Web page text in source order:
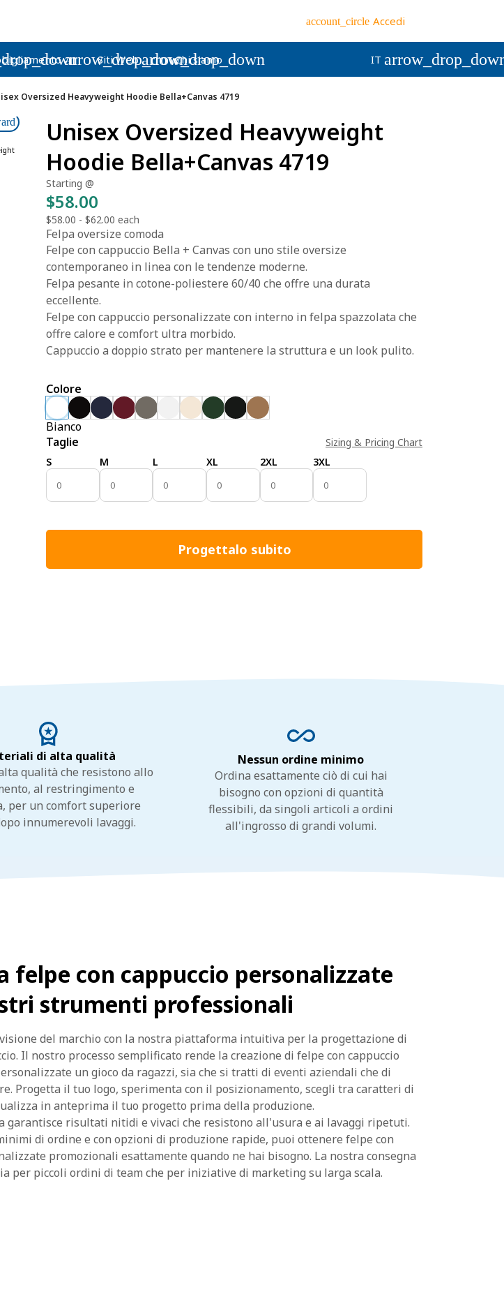
account_circle Accedi
arrow_drop_down
Siti Web arrow_drop_down
Chi siamo IT
Oversized Heavyweight Hoodie Bella+Canvas 4719
Unisex Oversized Heavyweight
Hoodie Bella+Canvas 4719
Starting @
$58.00
$58.00 - $62.00 each
Felpa oversize comoda
Felpe con cappuccio Bella + Canvas con uno stile oversize
contemporaneo in linea con le tendenze moderne.
Felpa pesante in cotone-poliestere 60/40 che offre una durata
eccellente.
Felpe con cappuccio personalizzate con interno in felpa spazzolata che
offre calore e comfort ultra morbido.
Cappuccio a doppio strato per mantenere la struttura e un look pulito.
Colore
Bianco
Taglie
Sizing & Pricing Chart
S
M L XL 2XL 3XL
Progettalo subito
di alta qualità
qualità che resistono allo
al restringimento e
per un comfort superiore
innumerevoli lavaggi.
Nessun ordine minimo
Ordina esattamente ciò di cui hai
bisogno con opzioni di quantità
flessibili, da singoli articoli a ordini
all'ingrosso di grandi volumi.
felpe con cappuccio personalizzate
strumenti professionali
del marchio con la nostra piattaforma intuitiva per la progettazione di
Il nostro processo semplificato rende la creazione di felpe con cappuccio
un gioco da ragazzi, sia che si tratti di eventi aziendali che di
Progetta il tuo logo, sperimenta con il posizionamento, scegli tra caratteri di
in anteprima il tuo progetto prima della produzione.
garantisce risultati nitidi e vivaci che resistono all'usura e ai lavaggi ripetuti.
di ordine e con opzioni di produzione rapide, puoi ottenere felpe con
promozionali esattamente quando ne hai bisogno. La nostra consegna
per piccoli ordini di team che per iniziative di marketing su larga scala.